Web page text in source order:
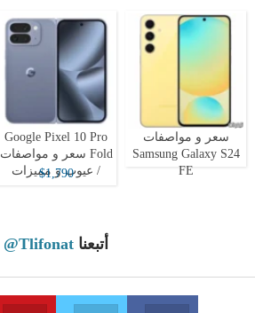
سعر و مواصفات
Samsung Galaxy S24
FE
Google Pixel 10 Pro
Fold سعر و مواصفات
/ عيوب و مميزات
$1,790
أتبعنا @Tlifonat